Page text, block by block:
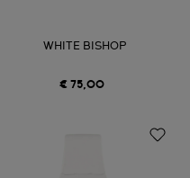
WHITE BISHOP
€ 75,00